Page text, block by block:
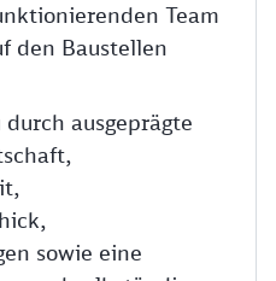
Team
den Baustellen
ausgeprägte
sowie eine